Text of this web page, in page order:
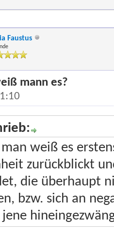
Faustus
mann es?
man weiß es
zurückblickt
die überhaupt
bzw. sich an